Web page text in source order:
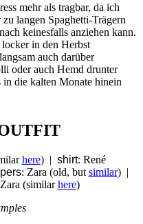
mehr als tragbar, da ich
langen Spaghetti-Trägern
keinesfalls anziehen kann.
in den Herbst
auch darüber
oder auch Hemd drunter
die kalten Monate hinein
here) | shirt: René
: Zara (old, but similar) |
(similarhere)